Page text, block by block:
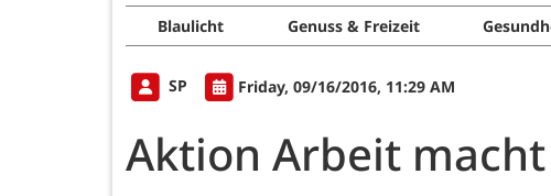
Blaulicht Genuss & Freizeit
SP Friday, 09/16/2016, 11:29 AM
Aktion Arbeit